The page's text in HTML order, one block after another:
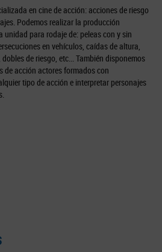
en cine de acción: acciones de riesgo
Podemos realizar la producción
unidad para rodaje de: peleas con y sin
en vehículos, caídas de altura,
de riesgo, etc... También disponemos
de acción actores formados con
tipo de acción e interpretar personajes